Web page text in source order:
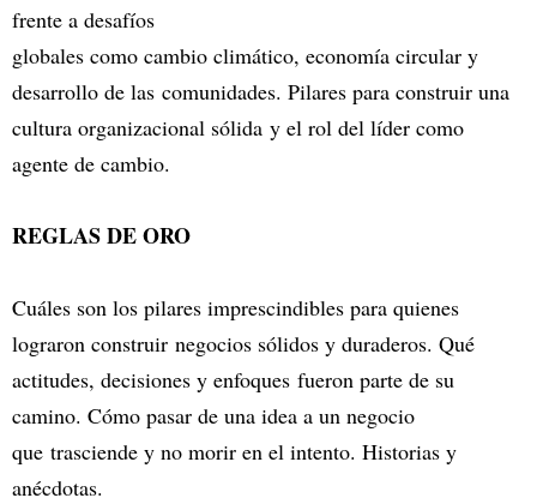
frente a desafíos
globales como cambio climático, economía circular y
desarrollo de las comunidades. Pilares para construir una
cultura organizacional sólida y el rol del líder como
agente de cambio.
REGLAS DE ORO
Cuáles son los pilares imprescindibles para quienes
lograron construir negocios sólidos y duraderos. Qué
actitudes, decisiones y enfoques fueron parte de su
camino. Cómo pasar de una idea a un negocio
que trasciende y no morir en el intento. Historias y
anécdotas.